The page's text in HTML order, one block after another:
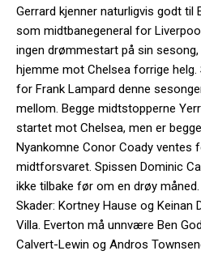
Gerrard kjenner naturligvis godt til
som midtbanegeneral for
ingen drømmestart på sin
hjemme mot Chelsea forrige
for Frank Lampard denne
mellom. Begge midtstopperne
startet mot Chelsea, men er
Nyankomne Conor Coady ventes
midtforsvaret. Spissen Dominic
ikke tilbake før om en drøy måned.
Skader: Kortney Hause og
Villa. Everton må unnvære Ben
Calvert-Lewin og Andros